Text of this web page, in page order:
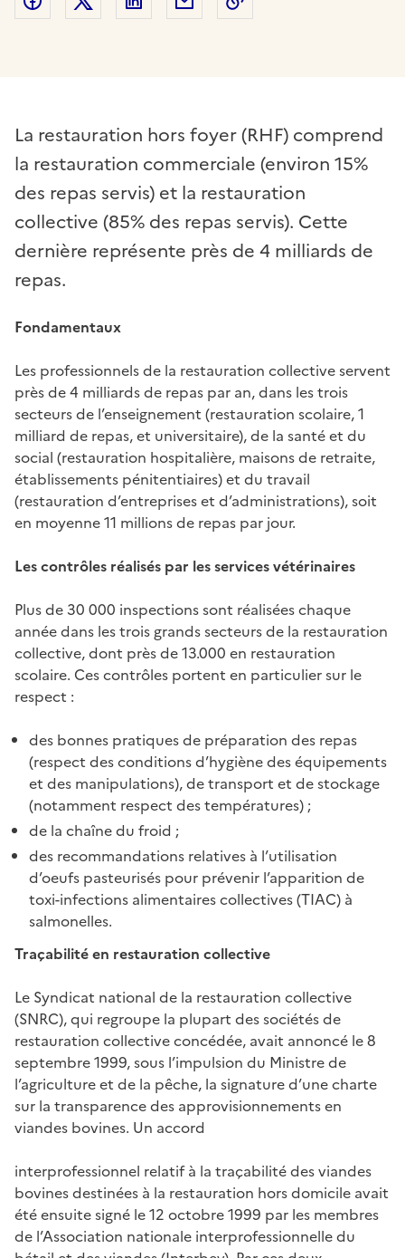
La restauration hors foyer (RHF) comprend
la restauration commerciale (environ 15%
des repas servis) et la restauration
collective (85% des repas servis). Cette
dernière représente près de 4 milliards de
repas.
Fondamentaux
Les professionnels de la restauration collective servent
près de 4 milliards de repas par an, dans les trois
secteurs de l’enseignement (restauration scolaire, 1
milliard de repas, et universitaire), de la santé et du
social (restauration hospitalière, maisons de retraite,
établissements pénitentiaires) et du travail
(restauration d’entreprises et d’administrations), soit
en moyenne 11 millions de repas par jour.
Les contrôles réalisés par les services vétérinaires
Plus de 30 000 inspections sont réalisées chaque
année dans les trois grands secteurs de la restauration
collective, dont près de 13.000 en restauration
scolaire. Ces contrôles portent en particulier sur le
respect :
des bonnes pratiques de préparation des repas
(respect des conditions d’hygiène des équipements
et des manipulations), de transport et de stockage
(notamment respect des températures) ;
de la chaîne du froid ;
des recommandations relatives à l’utilisation
d’oeufs pasteurisés pour prévenir l’apparition de
toxi-infections alimentaires collectives (TIAC) à
salmonelles.
Traçabilité en restauration collective
Le Syndicat national de la restauration collective
(SNRC), qui regroupe la plupart des sociétés de
restauration collective concédée, avait annoncé le 8
septembre 1999, sous l’impulsion du Ministre de
l’agriculture et de la pêche, la signature d’une charte
sur la transparence des approvisionnements en
viandes bovines. Un accord
interprofessionnel relatif à la traçabilité des viandes
bovines destinées à la restauration hors domicile avait
été ensuite signé le 12 octobre 1999 par les membres
de l’Association nationale interprofessionnelle du